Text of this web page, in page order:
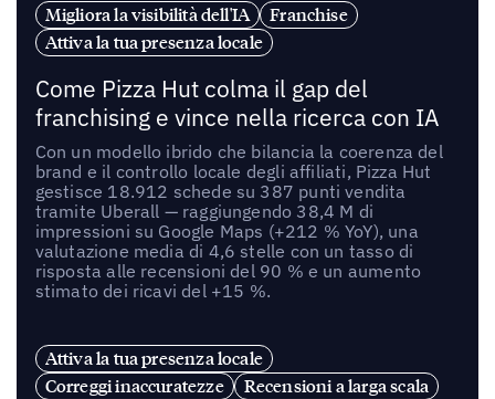
Migliora la visibilità dell'IA
Franchise
Attiva la tua presenza locale
Come Pizza Hut colma il gap del
franchising e vince nella ricerca con IA
Con un modello ibrido che bilancia la coerenza del
brand e il controllo locale degli affiliati, Pizza Hut
gestisce 18.912 schede su 387 punti vendita
tramite Uberall — raggiungendo 38,4 M di
impressioni su Google Maps (+212 % YoY), una
valutazione media di 4,6 stelle con un tasso di
risposta alle recensioni del 90 % e un aumento
stimato dei ricavi del +15 %.
Attiva la tua presenza locale
Correggi inaccuratezze
Recensioni a larga scala